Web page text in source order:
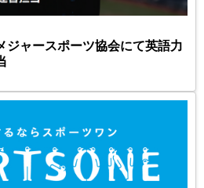
ジャースポーツ協会にて英語力